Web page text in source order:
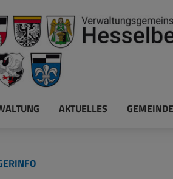
AKTUELLES